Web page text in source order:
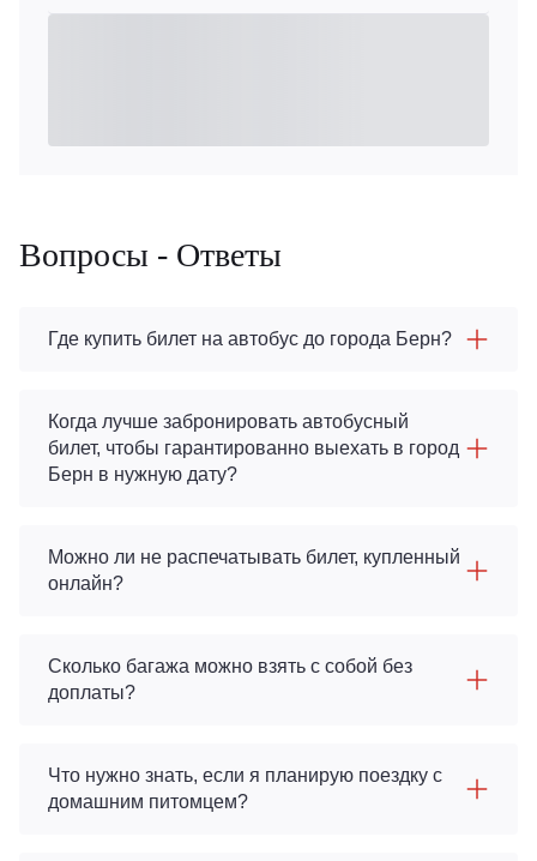
Вопросы - Ответы
Где купить билет на автобус до города Берн?
Когда лучше забронировать автобусный
билет, чтобы гарантированно выехать в город
Берн в нужную дату?
Можно ли не распечатывать билет, купленный
онлайн?
Сколько багажа можно взять с собой без
доплаты?
Что нужно знать, если я планирую поездку с
домашним питомцем?